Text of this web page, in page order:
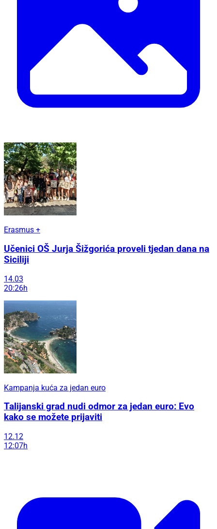
Erasmus +
Učenici OŠ Jurja Šižgorića proveli tjedan dana na
Siciliji
14.03
20:26h
Kampanja kuća za jedan euro
Talijanski grad nudi odmor za jedan euro: Evo
kako se možete prijaviti
12.12
12:07h